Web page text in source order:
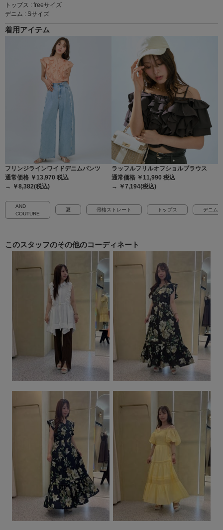
トップス : freeサイズ
デニム : Sサイズ
着用アイテム
フリンジラインワイドデニムパンツ
通常価格 ￥13,970 税込
→ ￥8,382(税込)
ラッフルフリルオフショルブラウス
通常価格 ￥11,990 税込
→ ￥7,194(税込)
AND
COUTURE
夏 骨格ストレート トップス デニム
このスタッフのその他のコーディネート